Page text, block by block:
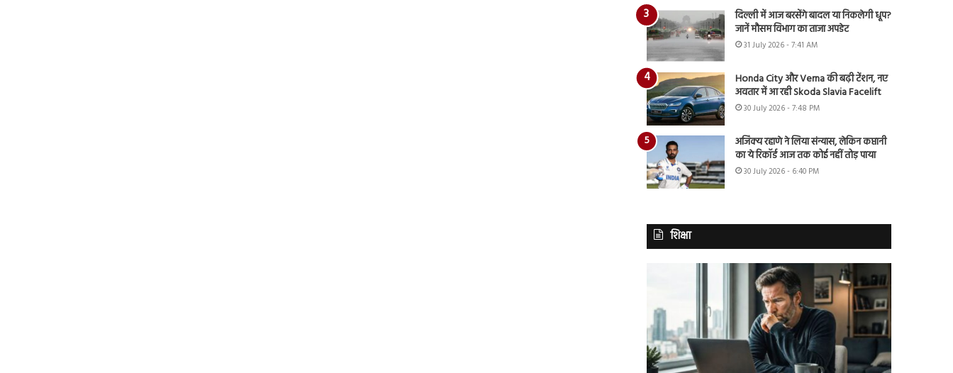
दिल्ली में आज बरसेंगे बादल या निकलेगी धूप?
जानें मौसम विभाग का ताजा अपडेट
31 July 2026 - 7:41 AM
Honda City और Verna की बढ़ी टेंशन, नए
अवतार में आ रही Skoda Slavia Facelift
30 July 2026 - 7:48 PM
अजिंक्य रहाणे ने लिया संन्यास, लेकिन कप्तानी
का ये रिकॉर्ड आज तक कोई नहीं तोड़ पाया
30 July 2026 - 6:40 PM
शिक्षा